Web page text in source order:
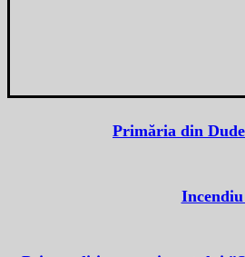
Primăria din